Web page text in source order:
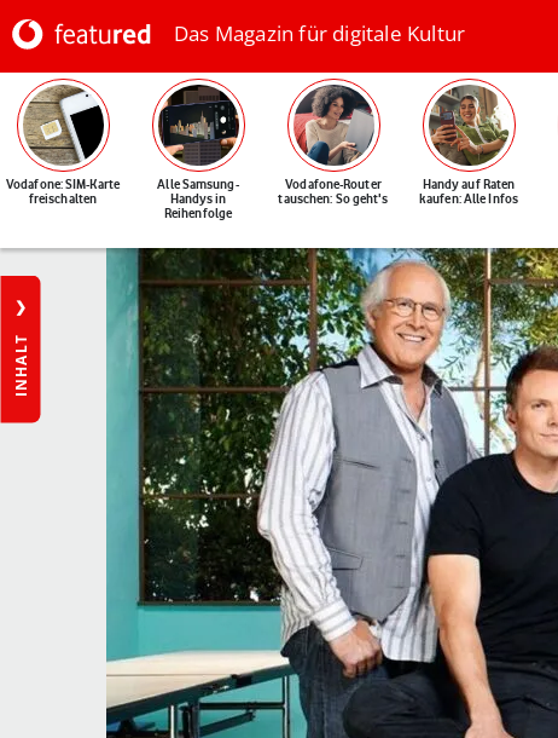
Das Magazin für digitale Kultur
Vodafone: SIM-Karte
freischalten
Alle Samsung-
Handys in
Reihenfolge
Vodafone-Router
tauschen: So geht's
Handy auf Raten
kaufen: Alle Infos
INHALT